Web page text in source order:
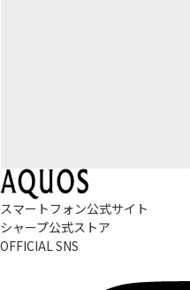
スマートフォン公式サイト
シャープ公式ストア
OFFICIAL SNS